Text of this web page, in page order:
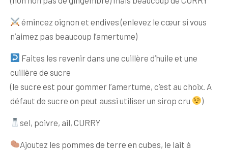
émincez oignon et endives (enlevez le cœur si vous
n’aimez pas beaucoup l’amertume)
Faites les revenir dans une cuillère d’huile et une
cuillère de sucre
(le sucre est pour gommer l’amertume, c’est au choix. A
défaut de sucre on peut aussi utiliser un sirop cru
)
sel, poivre, ail, CURRY
Ajoutez les pommes de terre en cubes, le lait à